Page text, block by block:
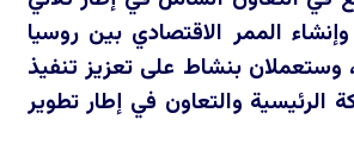
الممر الاقتصادي بين روسيا
وستعملان بنشاط على تعزيز تنفيذ
الرئيسية والتعاون في إطار تطوير